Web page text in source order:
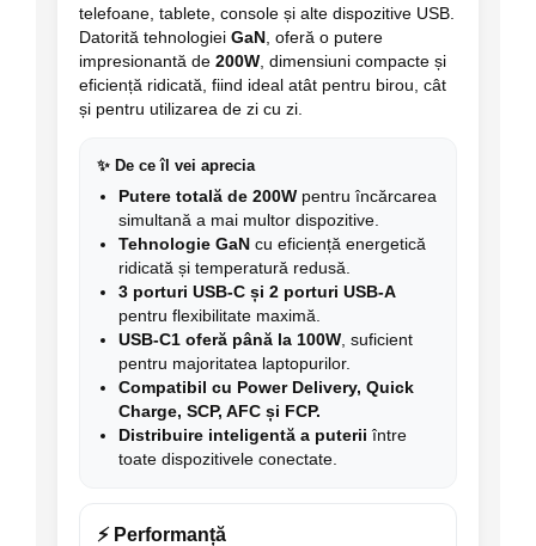
telefoane, tablete, console și alte dispozitive USB.
Datorită tehnologiei GaN , oferă o putere
impresionantă de 200W , dimensiuni compacte și
eficiență ridicată, fiind ideal atât pentru birou, cât
și pentru utilizarea de zi cu zi.
✨ De ce îl vei aprecia
Putere totală de 200W pentru încărcarea
simultană a mai multor dispozitive.
Tehnologie GaN cu eficiență energetică
ridicată și temperatură redusă.
3 porturi USB-C și 2 porturi USB-A
pentru flexibilitate maximă.
USB-C1 oferă până la 100W , suficient
pentru majoritatea laptopurilor.
Compatibil cu Power Delivery, Quick
Charge, SCP, AFC și FCP.
Distribuire inteligentă a puterii între
toate dispozitivele conectate.
⚡ Performanță